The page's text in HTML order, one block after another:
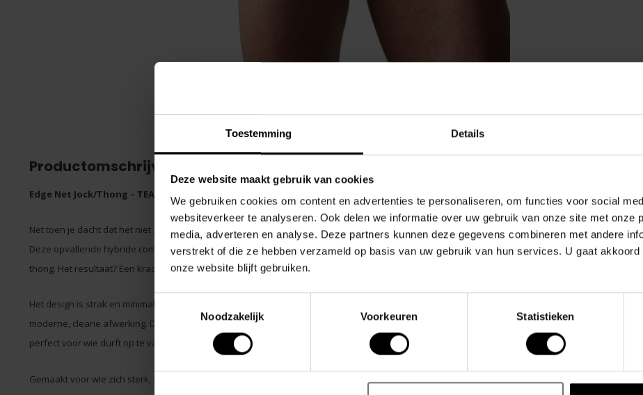
Toestemming Details
Deze website maakt gebruik van cookies
We gebruiken cookies om content en advertenties te personaliseren, om functies voor social
websiteverkeer te analyseren. Ook delen we informatie over uw gebruik van onze site met onze
media, adverteren en analyse. Deze partners kunnen deze gegevens combineren met andere
verstrekt of die ze hebben verzameld op basis van uw gebruik van hun services. U gaat
onze website blijft gebruiken.
Toestemmingsselectie
Noodzakelijk
Voorkeuren Statistieken
Productomschrijving
Edge Net Jock/Thong – TEAMM8
Net toen je dacht dat het niet gedurfder kon, tilt deEdge Net Jock/Thongvan TEAMM8 alles naar een hoger niveau.
Deze opvallende hybride combineert de stevige ondersteuning van een jockstrap met de sensuele uitstraling van een
thong. Het resultaat? Een krachtige, zelfverzekerde look die alle aandacht trekt.
Het design is strak en minimalistisch gehouden, met een ton-sur-ton tailleband en een subtiel logo dat zorgt voor een
moderne, cleane afwerking. De combinatie van ondersteunende pasvorm en verleidelijk design maakt dit model
perfect voor wie durft op te vallen.
Gemaakt voor wie zich sterk, sexy en zelfverzekerd wil voelen – elke dag opnieuw.